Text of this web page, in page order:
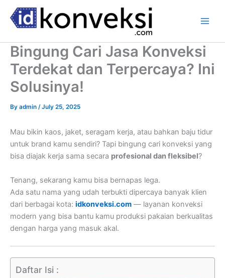
content
Bingung Cari Jasa Konveksi
Terdekat dan Terpercaya? Ini
Solusinya!
By admin /July 25, 2025
Mau bikin kaos, jaket, seragam kerja, atau bahkan baju tidur
untuk brand kamu sendiri? Tapi bingung cari konveksi yang
bisa diajak kerja sama secara profesional dan fleksibel?
Tenang, sekarang kamu bisa bernapas lega.
Ada satu nama yang udah terbukti dipercaya banyak klien
dari berbagai kota: idkonveksi.com — layanan konveksi
modern yang bisa bantu kamu produksi pakaian berkualitas
dengan harga yang masuk akal.
Daftar Isi :